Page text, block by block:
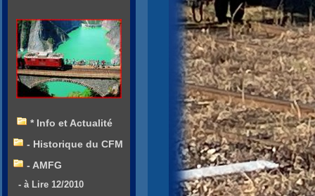
* Info et Actualité
- Historique du CFM
- AMFG
- à Lire 12/2010